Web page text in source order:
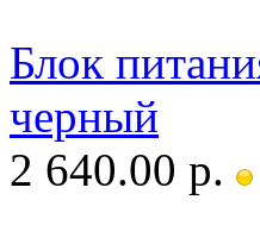
Блок
черный
2 640.00 р.